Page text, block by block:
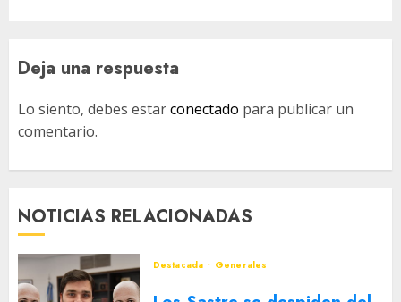
Deja una respuesta
Lo siento, debes estarconectado para publicar un
comentario.
NOTICIAS RELACIONADAS
Destacada Generales